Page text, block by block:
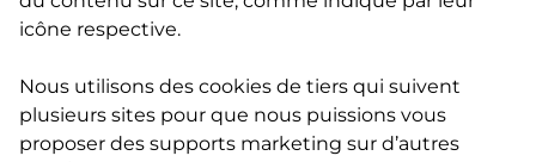
icône respective.
Nous utilisons des cookies de tiers qui suivent
plusieurs sites pour que nous puissions vous
proposer des supports marketing sur d’autres